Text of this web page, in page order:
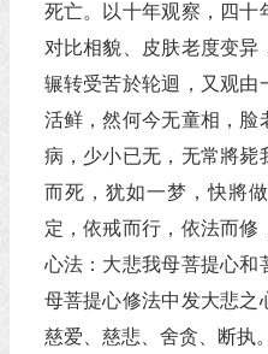
死亡。以十年观察，四十
对比相貌、皮肤老度变
辗转受苦於轮迴，又观由
活鲜，然何今无童相，脸
病，少小已无，无常將毙
而死，犹如一梦，快將
定，依戒而行，依法而修
心法：大悲我母菩提心和
母菩提心修法中发大悲之
慈爱、慈悲、舍贪、断执。